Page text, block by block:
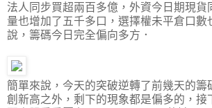
法人同步買超兩百多億，外資今日期現貨
量也增加了五千多口，選擇權未平倉口數
說，籌碼今日完全偏向多方．
簡單來說，今天的突破逆轉了前幾天的籌
創新高之外，剩下的現象都是偏多的，接